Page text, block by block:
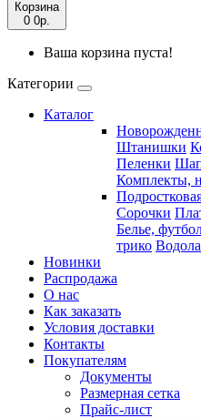
Корзина
0 0р.
Ваша корзина пуста!
Категории
Каталог
Штанишки
Пеленки
Комплекты,
Сорочки
Белье,
трико
Новинки
Распродажа
О нас
Как заказать
Условия доставки
Контакты
Покупателям
Документы
Размерная сетка
Прайс-лист